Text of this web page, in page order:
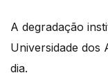
A degradação
Universidade dos
dia.